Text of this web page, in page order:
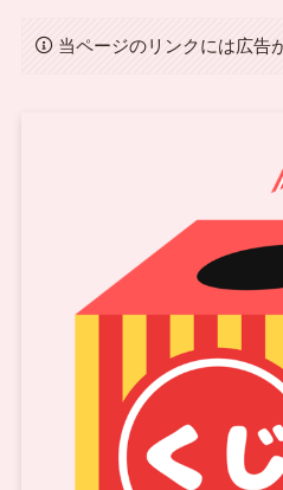
当ページのリンクには広告